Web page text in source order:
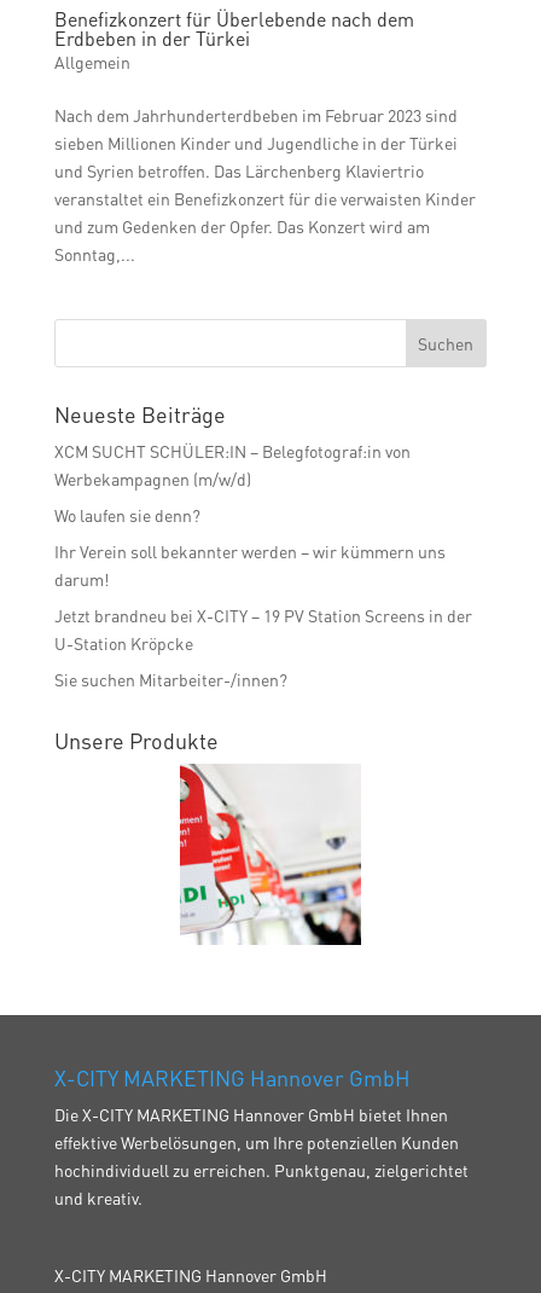
Benefizkonzert für Überlebende nach dem
Erdbeben in der Türkei
Allgemein
Nach dem Jahrhunderterdbeben im Februar 2023 sind
sieben Millionen Kinder und Jugendliche in der Türkei
und Syrien betroffen. Das Lärchenberg Klaviertrio
veranstaltet ein Benefizkonzert für die verwaisten Kinder
und zum Gedenken der Opfer. Das Konzert wird am
Sonntag,...
Neueste Beiträge
XCM SUCHT SCHÜLER:IN – Belegfotograf:in von
Werbekampagnen (m/w/d)
Wo laufen sie denn?
Ihr Verein soll bekannter werden – wir kümmern uns
darum!
Jetzt brandneu bei X-CITY – 19 PV Station Screens in der
U-Station Kröpcke
Sie suchen Mitarbeiter-/innen?
Unsere Produkte
X-CITY MARKETING Hannover GmbH
Die X-CITY MARKETING Hannover GmbH bietet Ihnen
effektive Werbelösungen, um Ihre potenziellen Kunden
hochindividuell zu erreichen. Punktgenau, zielgerichtet
und kreativ.
X-CITY MARKETING Hannover GmbH